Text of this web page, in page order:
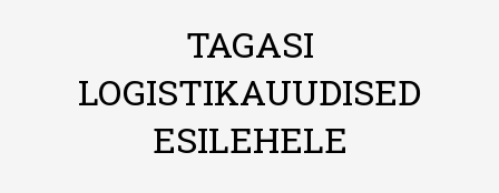
TAGASI
LOGISTIKAUUDISED
ESILEHELE